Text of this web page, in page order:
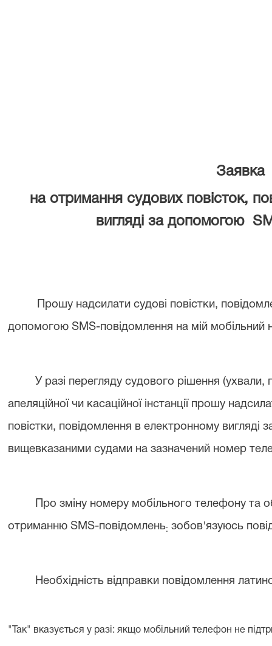
Заявка
наотримання судовихповісток,
вигляді за допомогою
Прошу надсилати судові повістки,
допомогою SМS-повідомлення на мій мобільний
У разі перегляду судового рішення (ухвали,
апеляційної чи касаційної інстанції прошу
повістки, повідомлення в електронному вигляді
вищевказаними судами на зазначений номер
ро зміну номеру мобільного телефону та
отриманню SМS-повідомлень: зобов'язуюсь
Необхідність відправки повідомлення
"Так" вказується у разі: якщо мобільний телефон не